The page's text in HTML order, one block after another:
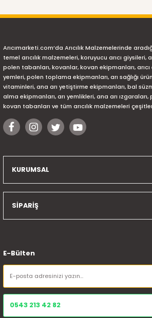
Arıcımarketi.com’da Arıcılık Malzemelerinde
temel arıcılık malzemeleri, koruyucu arıcı giysileri,
polen tabanları, kovanlar, kovan ekipmanları, arıcı
yemleri, polen toplama ekipmanları, arı sağlığı
vitaminleri, ana arı yetiştirme ekipmanları, bal
alma ekipmanları, arı yemlikleri, ana arı
kovan tabanları ve tüm arıcılık malzemeleri
KURUMSAL
SİPARİŞ
E-Bülten
0543 213 42 82